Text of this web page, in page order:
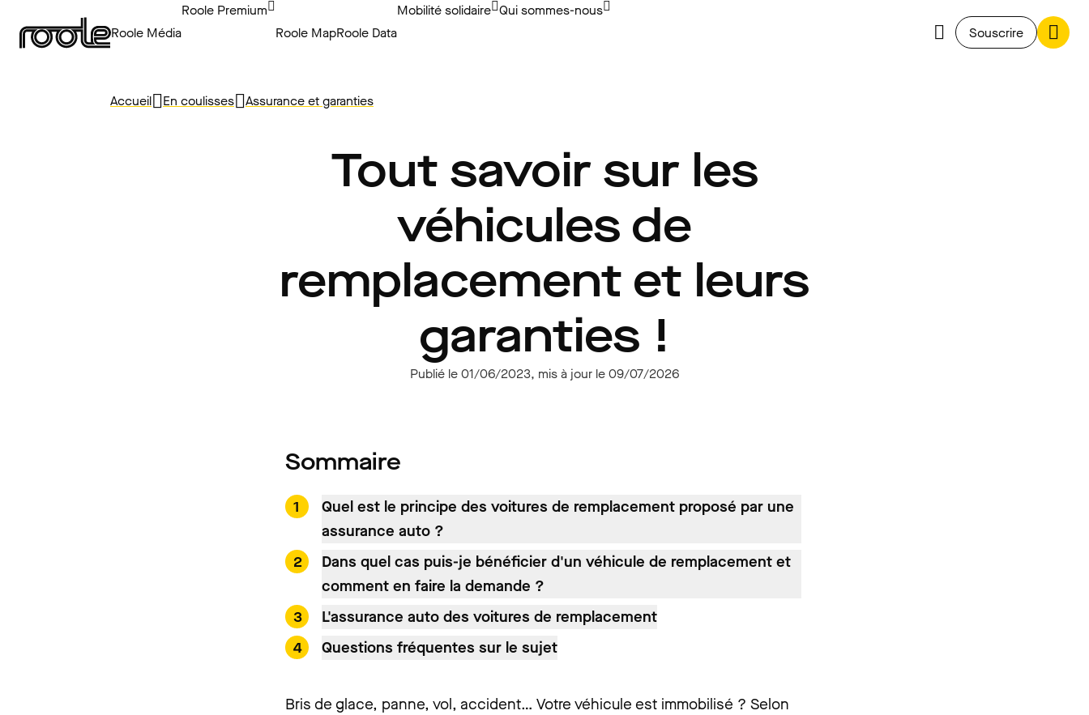
Roole Média
Roole Premium
Roole MapRoole Data
Mobilité solidaire Qui sommes-nous
Souscrire
Accueil En coulisses Assurance et garanties
Tout savoir sur les
véhicules de
remplacement et leurs
garanties !
Publié le 01/06/2023, mis à jour le 09/07/2026
Sommaire
Quel est le principe des voitures de remplacement proposé par une
assurance auto ?
Dans quel cas puis-je bénéficier d'un véhicule de remplacement et
comment en faire la demande ?
L'assurance auto des voitures de remplacement
Questions fréquentes sur le sujet
Bris de glace, panne, vol, accident… Votre véhicule est immobilisé ? Selon